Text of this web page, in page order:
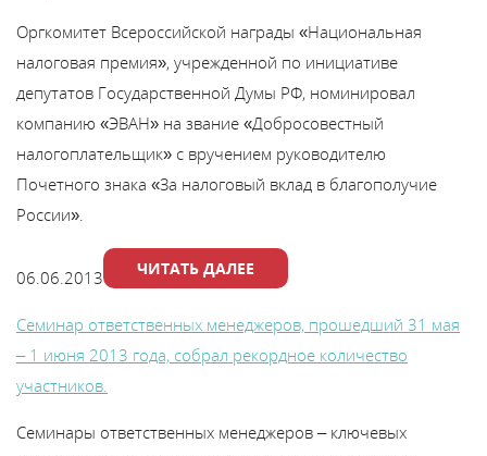
Оргкомитет Всероссийской награды «Национальная
налоговая премия», учрежденной по инициативе
депутатов Государственной Думы РФ, номинировал
компанию «ЭВАН» на звание «Добросовестный
налогоплательщик» с вручением руководителю
Почетного знака «За налоговый вклад в благополучие
России».
06.06.2013 ЧИТАТЬ ДАЛЕЕ
Семинар ответственных менеджеров, прошедший 31 мая
– 1 июня 2013 года, собрал рекордное количество
участников.
Семинары ответственных менеджеров – ключевых